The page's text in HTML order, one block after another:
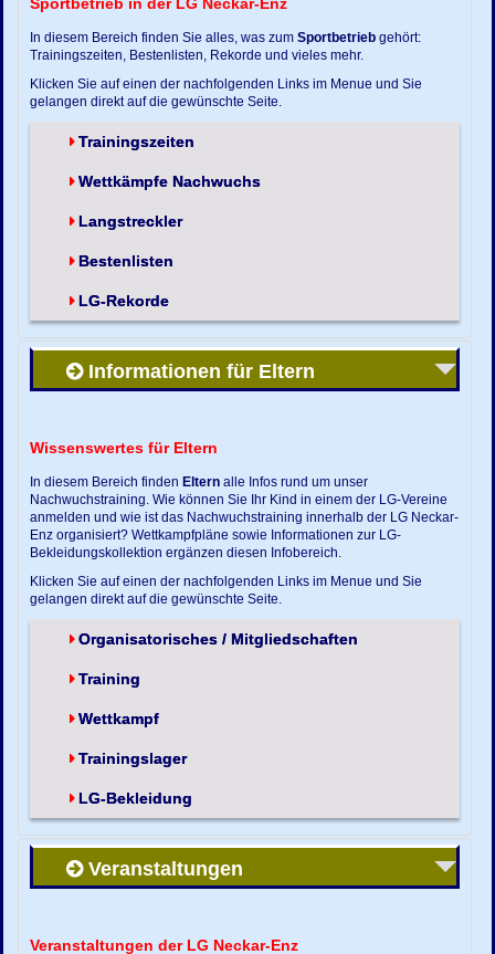
Sportbetrieb in der LG Neckar-Enz
In diesem Bereich finden Sie alles, was zumSportbetrieb gehört:
Trainingszeiten, Bestenlisten, Rekorde und vieles mehr.
Klicken Sie auf einen der nachfolgenden Links im Menue und Sie
gelangen direkt auf die gewünschte Seite.
Trainingszeiten
Wettkämpfe Nachwuchs
Langstreckler
Bestenlisten
LG-Rekorde
Informationen für Eltern
Wissenswertes für Eltern
In diesem Bereich finden Eltern alle Infos rund um unser
Nachwuchstraining. Wie können Sie Ihr Kind in einem der LG-Vereine
anmelden und wie ist das Nachwuchstraining innerhalb der LG Neckar-
Enz organisiert? Wettkampfpläne sowie Informationen zur LG-
Bekleidungskollektion ergänzen diesen Infobereich.
Klicken Sie auf einen der nachfolgenden Links im Menue und Sie
gelangen direkt auf die gewünschte Seite.
Organisatorisches / Mitgliedschaften
Training
Wettkampf
Trainingslager
LG-Bekleidung
Veranstaltungen
Veranstaltungen der LG Neckar-Enz